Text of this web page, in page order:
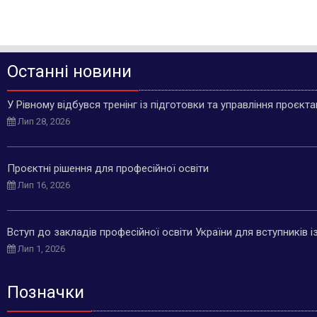
Останні новини
У Рівному відбувся тренінг із підготовки та управління
Лип 28, 2026
Проєктні рішення для професійної освіти
Лип 16, 2026
Вступ до закладів професійної освіти України для
Лип 1, 2026
Позначки